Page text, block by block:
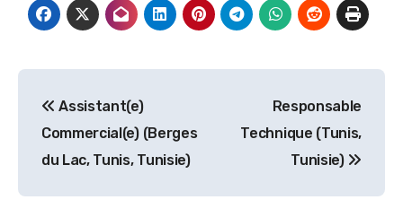
de
l’article
Assistant(e)
Commercial(e) (Berges
du Lac, Tunis, Tunisie)
Responsable
Technique (Tunis,
Tunisie)